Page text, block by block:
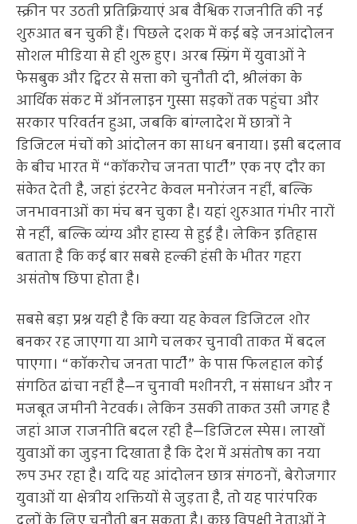
स्क्रीन पर उठती प्रतिक्रियाएं अब वैश्विक राजनीति की नई
शुरुआत बन चुकी हैं। पिछले दशक में कई बड़े जनआंदोलन
सोशल मीडिया से ही शुरू हुए। अरब स्प्रिंग में युवाओं ने
फेसबुक और ट्विटर से सत्ता को चुनौती दी, श्रीलंका के
आर्थिक संकट में ऑनलाइन गुस्सा सड़कों तक पहुंचा और
सरकार परिवर्तन हुआ, जबकि बांग्लादेश में छात्रों ने
डिजिटल मंचों को आंदोलन का साधन बनाया। इसी बदलाव
के बीच भारत में “कॉकरोच जनता पार्टी” एक नए दौर का
संकेत देती है, जहां इंटरनेट केवल मनोरंजन नहीं, बल्कि
जनभावनाओं का मंच बन चुका है। यहां शुरुआत गंभीर नारों
से नहीं, बल्कि व्यंग्य और हास्य से हुई है। लेकिन इतिहास
बताता है कि कई बार सबसे हल्की हंसी के भीतर गहरा
असंतोष छिपा होता है।
सबसे बड़ा प्रश्न यही है कि क्या यह केवल डिजिटल शोर
बनकर रह जाएगा या आगे चलकर चुनावी ताकत में बदल
पाएगा। “कॉकरोच जनता पार्टी” के पास फिलहाल कोई
संगठित ढांचा नहीं है—न चुनावी मशीनरी, न संसाधन और न
मजबूत जमीनी नेटवर्क। लेकिन उसकी ताकत उसी जगह है
जहां आज राजनीति बदल रही है—डिजिटल स्पेस। लाखों
युवाओं का जुड़ना दिखाता है कि देश में असंतोष का नया
रूप उभर रहा है। यदि यह आंदोलन छात्र संगठनों, बेरोजगार
युवाओं या क्षेत्रीय शक्तियों से जुड़ता है, तो यह पारंपरिक